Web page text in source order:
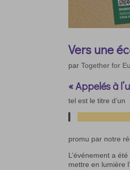
Vers une
parTogether for
« Appelés à
tel est le titre d’un
promu par notre
L’événement a
mettre en lumière